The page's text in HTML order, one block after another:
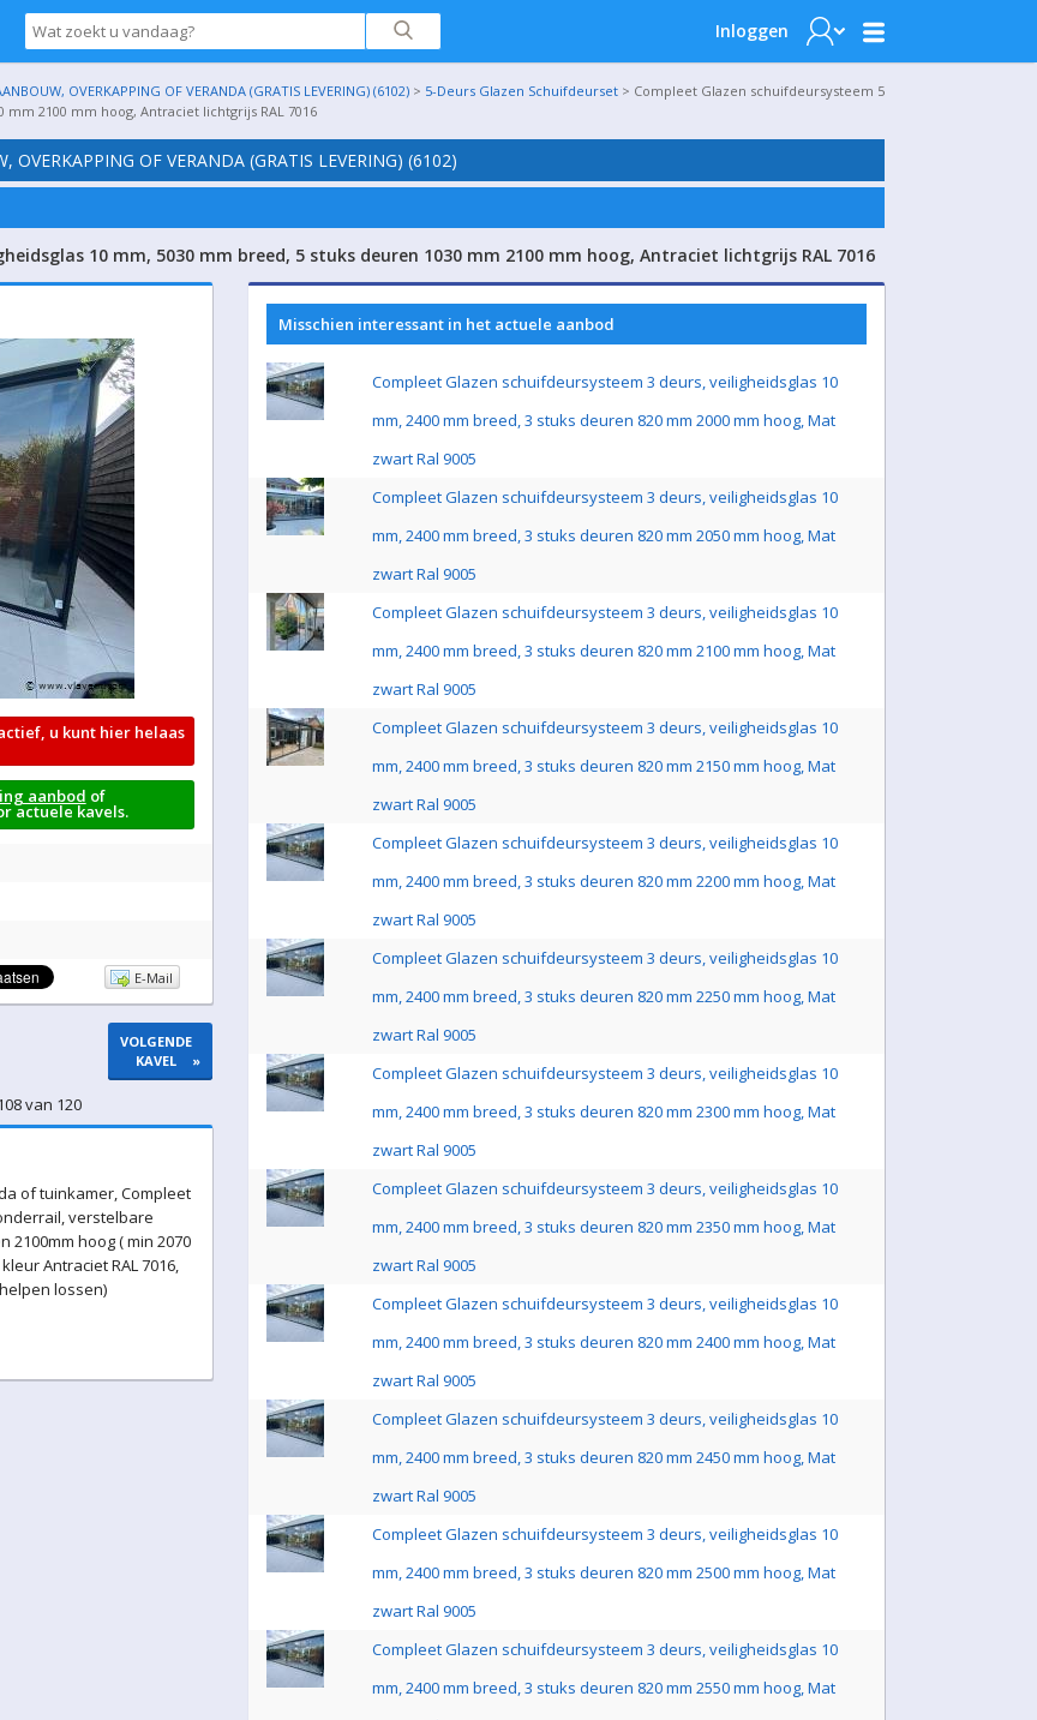
Inloggen
OVERKAPPING OF VERANDA (GRATIS LEVERING) (6102) > 5-Deurs Glazen Schuifdeurset > Compleet Glazen schuifdeursysteem 5
2100 mm hoog, Antraciet lichtgrijs RAL 7016
OVERKAPPING OF VERANDA (GRATIS LEVERING) (6102)
10 mm, 5030 mm breed, 5 stuks deuren 1030 mm 2100 mm hoog, Antraciet lichtgrijs RAL 7016
u kunt hier helaas
aanbod of
actuele kavels.
E-Mail
VOLGENDE
KAVEL
»
van 120
of tuinkamer, Compleet
verstelbare
hoog ( min 2070
Antraciet RAL 7016,
lossen)
Misschien interessant in het actuele aanbod
Compleet Glazen schuifdeursysteem 3 deurs, veiligheidsglas 10
mm, 2400 mm breed, 3 stuks deuren 820 mm 2000 mm hoog, Mat
zwart Ral 9005
Compleet Glazen schuifdeursysteem 3 deurs, veiligheidsglas 10
mm, 2400 mm breed, 3 stuks deuren 820 mm 2050 mm hoog, Mat
zwart Ral 9005
Compleet Glazen schuifdeursysteem 3 deurs, veiligheidsglas 10
mm, 2400 mm breed, 3 stuks deuren 820 mm 2100 mm hoog, Mat
zwart Ral 9005
Compleet Glazen schuifdeursysteem 3 deurs, veiligheidsglas 10
mm, 2400 mm breed, 3 stuks deuren 820 mm 2150 mm hoog, Mat
zwart Ral 9005
Compleet Glazen schuifdeursysteem 3 deurs, veiligheidsglas 10
mm, 2400 mm breed, 3 stuks deuren 820 mm 2200 mm hoog, Mat
zwart Ral 9005
Compleet Glazen schuifdeursysteem 3 deurs, veiligheidsglas 10
mm, 2400 mm breed, 3 stuks deuren 820 mm 2250 mm hoog, Mat
zwart Ral 9005
Compleet Glazen schuifdeursysteem 3 deurs, veiligheidsglas 10
mm, 2400 mm breed, 3 stuks deuren 820 mm 2300 mm hoog, Mat
zwart Ral 9005
Compleet Glazen schuifdeursysteem 3 deurs, veiligheidsglas 10
mm, 2400 mm breed, 3 stuks deuren 820 mm 2350 mm hoog, Mat
zwart Ral 9005
Compleet Glazen schuifdeursysteem 3 deurs, veiligheidsglas 10
mm, 2400 mm breed, 3 stuks deuren 820 mm 2400 mm hoog, Mat
zwart Ral 9005
Compleet Glazen schuifdeursysteem 3 deurs, veiligheidsglas 10
mm, 2400 mm breed, 3 stuks deuren 820 mm 2450 mm hoog, Mat
zwart Ral 9005
Compleet Glazen schuifdeursysteem 3 deurs, veiligheidsglas 10
mm, 2400 mm breed, 3 stuks deuren 820 mm 2500 mm hoog, Mat
zwart Ral 9005
Compleet Glazen schuifdeursysteem 3 deurs, veiligheidsglas 10
mm, 2400 mm breed, 3 stuks deuren 820 mm 2550 mm hoog, Mat